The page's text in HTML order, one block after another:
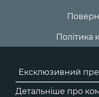
Політика
Ексклюзивний
Детальніше про